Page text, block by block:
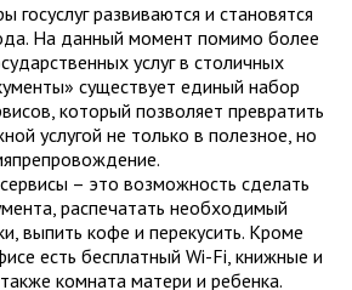
госуслуг развиваются и становятся
На данный момент помимо более
услуг в столичных
существует единый набор
который позволяет превратить
услугой не только в полезное, но
– это возможность сделать
распечатать необходимый
выпить кофе и перекусить. Кроме
есть бесплатный Wi-Fi, книжные и
комната матери и ребенка.